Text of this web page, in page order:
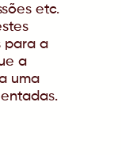
etc.
para a
a
uma